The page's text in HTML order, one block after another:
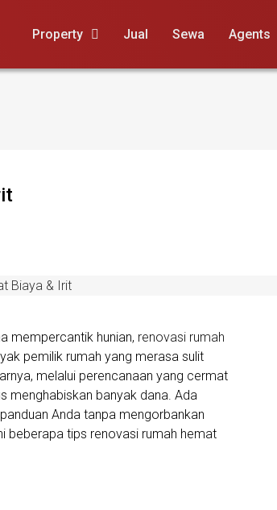
Property Jual Sewa Agents
mempercantik hunian, renovasi rumah
pemilik rumah yang merasa sulit
melalui perencanaan yang cermat
menghabiskan banyak dana. Ada
Anda tanpa mengorbankan
beberapa tips renovasi rumah hemat